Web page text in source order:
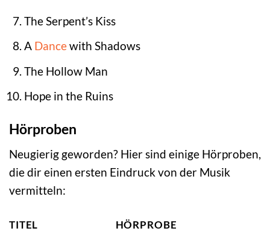
The Serpent’s Kiss
A Dancewith Shadows
The Hollow Man
Hope in the Ruins
Hörproben
Neugierig geworden? Hier sind einige Hörproben,
die dir einen ersten Eindruck von der Musik
vermitteln:
TITEL
HÖRPROBE